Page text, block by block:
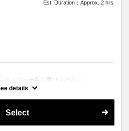
Est. Duration：Approx. 2 hrs
のメニューをお選びください。
頂戴いたします。
は１度のブリーチでは表現できない場
を頂戴いたします。
details
Select